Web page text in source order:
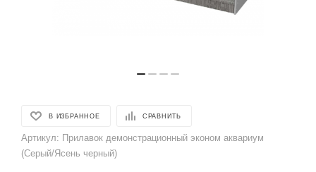
В ИЗБРАННОЕ СРАВНИТЬ
Артикул: Прилавок демонстрационный эконом аквариум
(Серый/Ясень черный)